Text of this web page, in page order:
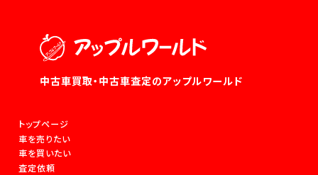
中古車買取・中古車査定のアップルワールド
トップページ
車を売りたい
車を買いたい
査定依頼